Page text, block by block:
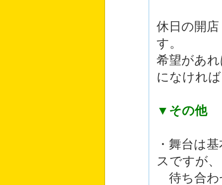
休日の開
す。
希望があ
になけれ
▼その他
・舞台は
スですが、
待ち合わ